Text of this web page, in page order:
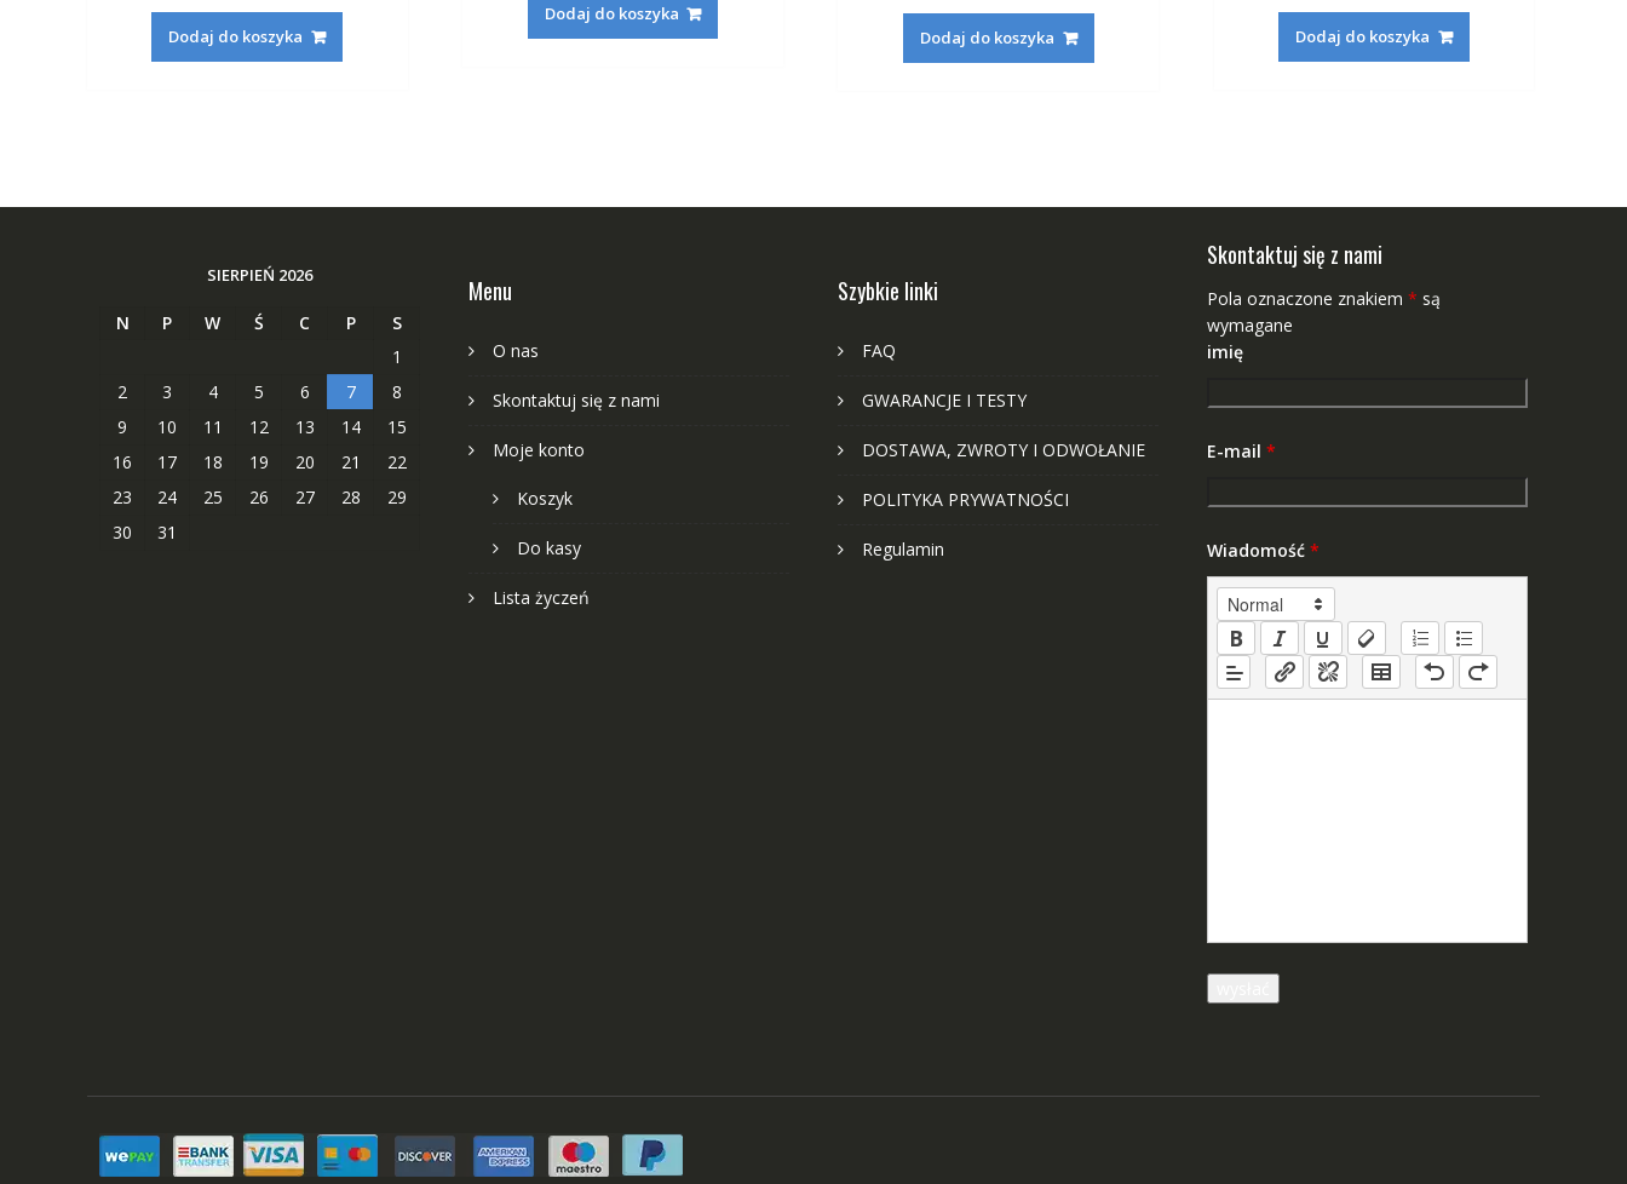
Dodaj do koszyka
Dodaj do koszyka
wynosiła:
809,00 zł.709,00 zł.
Dodaj do koszyka Dodaj do koszyka
SIERPIEŃ 2026
N P W Ś C P
S
1
2
3 4 5 6 7
8
9
10 11 12 13 14
15
16
17 18 19 20 21
22
23
24 25 26 27 28
29
30
31
Menu
O nas
Skontaktuj się z nami
Moje konto
Koszyk
Do kasy
Lista życzeń
Szybkie linki
FAQ
GWARANCJE I TESTY
DOSTAWA, ZWROTY I ODWOŁANIE
POLITYKA PRYWATNOŚCI
Regulamin
Skontaktuj się z nami
Pola oznaczone znakiem * są
wymagane
imię
E-mail *
Wiadomość *